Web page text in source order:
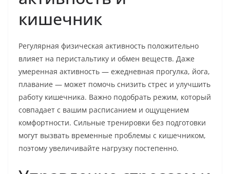
кишечник
Регулярная физическая активность положительно
влияет на перистальтику и обмен веществ. Даже
умеренная активность — ежедневная прогулка, йога,
плавание — может помочь снизить стрес и улучшить
работу кишечника. Важно подобрать режим, который
совпадает с вашим расписанием и ощущением
комфортности. Сильные тренировки без подготовки
могут вызвать временные проблемы с кишечником,
поэтому увеличивайте нагрузку постепенно.